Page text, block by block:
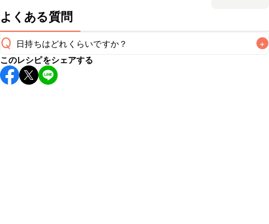
よくある質問
Q 日持ちはどれくらいですか？ +
保存期間は冷蔵で当日中が目安です。なるべくお早めにお召
し上がりください。
このレシピをシェアする